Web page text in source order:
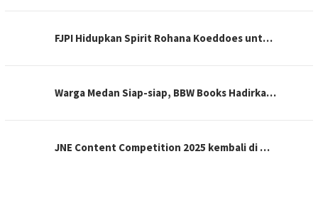
FJPI Hidupkan Spirit Rohana Koeddoes unt…
Warga Medan Siap-siap, BBW Books Hadirka…
JNE Content Competition 2025 kembali di …